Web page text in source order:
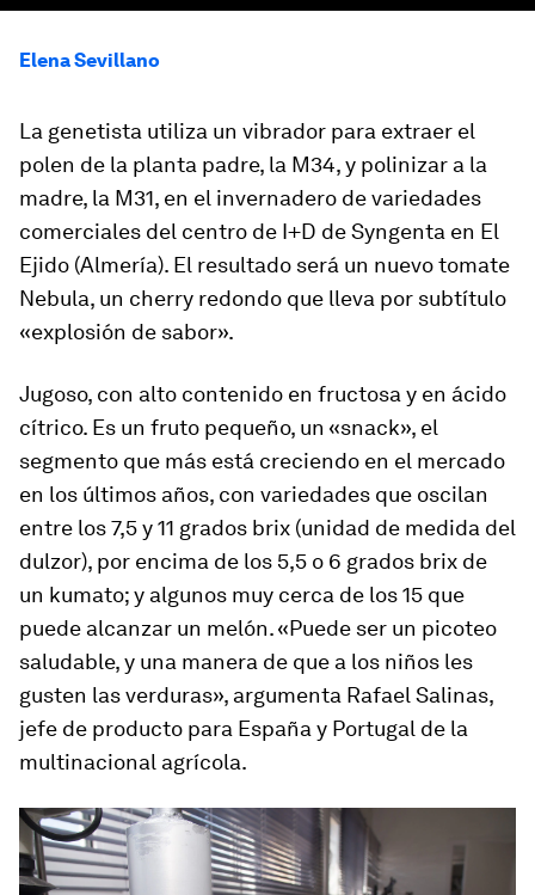
Elena Sevillano
La genetista utiliza un vibrador para extraer el
polen de la planta padre, la M34, y polinizar a la
madre, la M31, en el invernadero de variedades
comerciales del centro de I+D de Syngenta en El
Ejido (Almería). El resultado será un nuevo tomate
Nebula, un cherry redondo que lleva por subtítulo
«explosión de sabor».
Jugoso, con alto contenido en fructosa y en ácido
cítrico. Es un fruto pequeño, un «snack», el
segmento que más está creciendo en el mercado
en los últimos años, con variedades que oscilan
entre los 7,5 y 11 grados brix (unidad de medida del
dulzor), por encima de los 5,5 o 6 grados brix de
un kumato; y algunos muy cerca de los 15 que
puede alcanzar un melón. «Puede ser un picoteo
saludable, y una manera de que a los niños les
gusten las verduras», argumenta Rafael Salinas,
jefe de producto para España y Portugal de la
multinacional agrícola.